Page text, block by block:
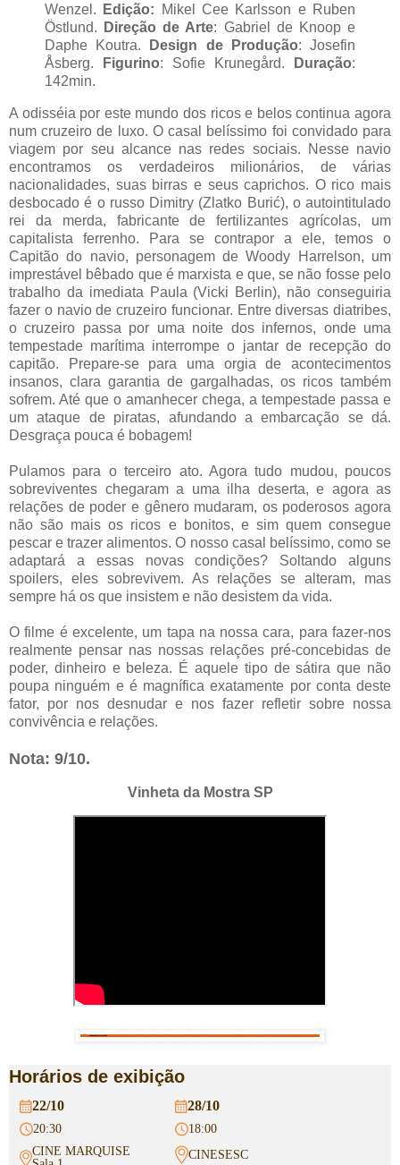
Wenzel.
Edição: Mikel Cee Karlsson e Ruben
Östlund.
Direção de Arte: Gabriel de Knoop e
Daphe Koutra.
Design de Produção: Josefin
Åsberg.
Figurino: Sofie Krunegård. Duração:
142min.
A odisséia por este mundo dos ricos e belos continua agora
num cruzeiro de luxo. O casal belíssimo foi convidado para
viagem por seu alcance nas redes sociais. Nesse navio
encontramos os verdadeiros milionários, de várias
nacionalidades, suas birras e seus caprichos. O rico mais
desbocado é o russo Dimitry (Zlatko Burić), o autointitulado
rei da merda, fabricante de fertilizantes agrícolas, um
capitalista ferrenho. Para se contrapor a ele, temos o
Capitão do navio, personagem de Woody Harrelson, um
imprestável bêbado que é marxista e que, se não fosse pelo
trabalho da imediata Paula (Vicki Berlin), não conseguiria
fazer o navio de cruzeiro funcionar. Entre diversas diatribes,
o cruzeiro passa por uma noite dos infernos, onde uma
tempestade marítima interrompe o jantar de recepção do
capitão. Prepare-se para uma orgia de acontecimentos
insanos, clara garantia de gargalhadas, os ricos também
sofrem. Até que o amanhecer chega, a tempestade passa e
um ataque de piratas, afundando a embarcação se dá.
Desgraça pouca é bobagem!
Pulamos para o terceiro ato. Agora tudo mudou, poucos
sobreviventes chegaram a uma ilha deserta, e agora as
relações de poder e gênero mudaram, os poderosos agora
não são mais os ricos e bonitos, e sim quem consegue
pescar e trazer alimentos. O nosso casal belíssimo, como se
adaptará a essas novas condições? Soltando alguns
spoilers, eles sobrevivem. As relações se alteram, mas
sempre há os que insistem e não desistem da vida.
O filme é excelente, um tapa na nossa cara, para fazer-nos
realmente pensar nas nossas relações pré-concebidas de
poder, dinheiro e beleza. É aquele tipo de sátira que não
poupa ninguém e é magnífica exatamente por conta deste
fator, por nos desnudar e nos fazer refletir sobre nossa
convivência e relações.
Nota: 9/10.
Vinheta da Mostra SP
Horários de exibição
22/10
20:30
CINE MARQUISE
28/10
18:00
CINESESC